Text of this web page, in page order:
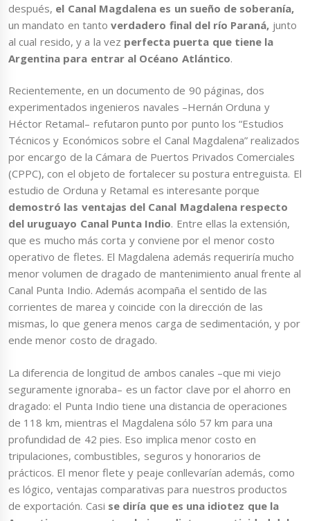
después, el Canal Magdalena es un sueño de soberanía,
un mandato en tantoverdadero final del río Paraná, junto
al cual resido, y a la vez perfecta puerta que tiene la
Argentina para entrar al Océano Atlántico.
Recientemente, en un documento de 90 páginas, dos
experimentados ingenieros navales –Hernán Orduna y
Héctor Retamal– refutaron punto por punto los “Estudios
Técnicos y Económicos sobre el Canal Magdalena” realizados
por encargo de la Cámara de Puertos Privados Comerciales
(CPPC), con el objeto de fortalecer su postura entreguista. El
estudio de Orduna y Retamal es interesante porque
demostró las ventajas del Canal Magdalena respecto
del uruguayo Canal Punta Indio. Entre ellas la extensión,
que es mucho más corta y conviene por el menor costo
operativo de fletes. El Magdalena además requeriría mucho
menor volumen de dragado de mantenimiento anual frente al
Canal Punta Indio. Además acompaña el sentido de las
corrientes de marea y coincide con la dirección de las
mismas, lo que genera menos carga de sedimentación, y por
ende menor costo de dragado.
La diferencia de longitud de ambos canales ­–que mi viejo
seguramente ignoraba– es un factor clave por el ahorro en
dragado: el Punta Indio tiene una distancia de operaciones
de 118 km, mientras el Magdalena sólo 57 km para una
profundidad de 42 pies. Eso implica menor costo en
tripulaciones, combustibles, seguros y honorarios de
prácticos. El menor flete y peaje conllevarían además, como
es lógico, ventajas comparativas para nuestros productos
de exportación. Casi se diría que es una idiotez que la